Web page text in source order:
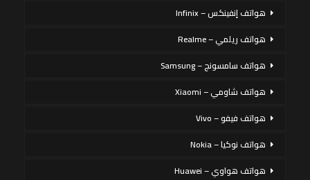
هواتف إنفينكس – Infinix
هواتف ريلمي – Realme
هواتف سامسونج – Samsung
هواتف شاومي – Xiaomi
هواتف فيفو – Vivo
هواتف نوكيا – Nokia
هواتف هواوي – Huawei